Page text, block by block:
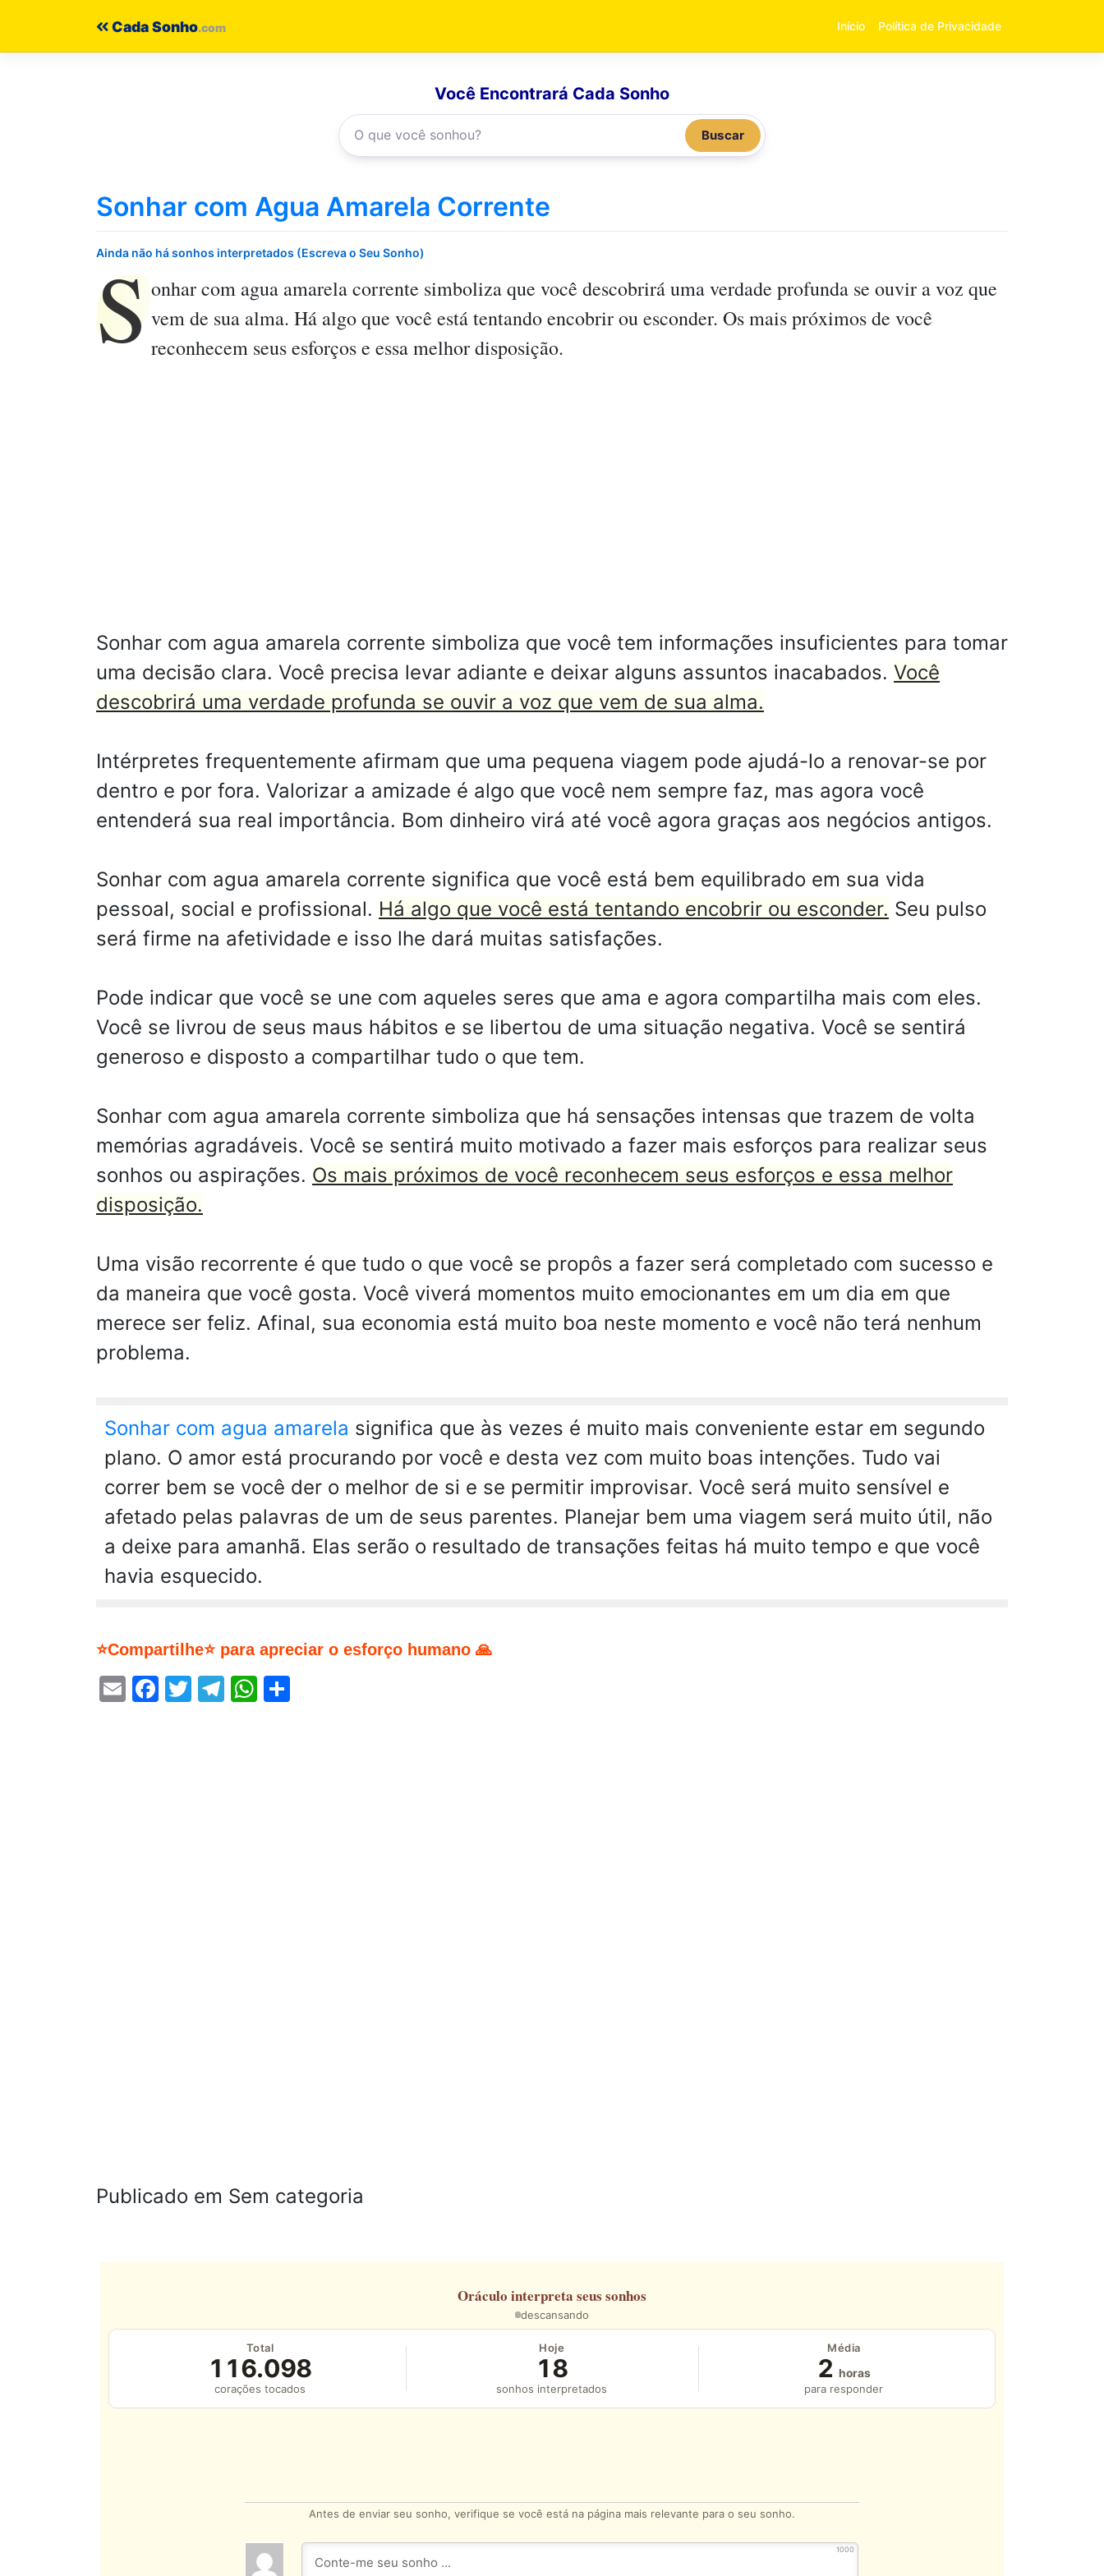
Cada Sonho Início Política de Privacidade
Você Encontrará Cada Sonho
Buscar
Sonhar com Agua Amarela Corrente
Ainda não há sonhos interpretados (Escreva o Seu Sonho)
S onhar com agua amarela corrente simboliza que você descobrirá uma verdade profunda se ouvir a voz que
vem de sua alma. Há algo que você está tentando encobrir ou esconder. Os mais próximos de você
reconhecem seus esforços e essa melhor disposição.
Sonhar com agua amarela corrente simboliza que você tem informações insuficientes para tomar
uma decisão clara. Você precisa levar adiante e deixar alguns assuntos inacabados. Você
descobrirá uma verdade profunda se ouvir a voz que vem de sua alma.
Intérpretes frequentemente afirmam que uma pequena viagem pode ajudá-lo a renovar-se por
dentro e por fora. Valorizar a amizade é algo que você nem sempre faz, mas agora você
entenderá sua real importância. Bom dinheiro virá até você agora graças aos negócios antigos.
Sonhar com agua amarela corrente significa que você está bem equilibrado em sua vida
pessoal, social e profissional. Há algo que você está tentando encobrir ou esconder. Seu pulso
será firme na afetividade e isso lhe dará muitas satisfações.
Pode indicar que você se une com aqueles seres que ama e agora compartilha mais com eles.
Você se livrou de seus maus hábitos e se libertou de uma situação negativa. Você se sentirá
generoso e disposto a compartilhar tudo o que tem.
Sonhar com agua amarela corrente simboliza que há sensações intensas que trazem de volta
memórias agradáveis. Você se sentirá muito motivado a fazer mais esforços para realizar seus
sonhos ou aspirações. Os mais próximos de você reconhecem seus esforços e essa melhor
disposição.
Uma visão recorrente é que tudo o que você se propôs a fazer será completado com sucesso e
da maneira que você gosta. Você viverá momentos muito emocionantes em um dia em que
merece ser feliz. Afinal, sua economia está muito boa neste momento e você não terá nenhum
problema.
Sonhar com agua amarela significa que às vezes é muito mais conveniente estar em segundo
plano. O amor está procurando por você e desta vez com muito boas intenções. Tudo vai
correr bem se você der o melhor de si e se permitir improvisar. Você será muito sensível e
afetado pelas palavras de um de seus parentes. Planejar bem uma viagem será muito útil, não
a deixe para amanhã. Elas serão o resultado de transações feitas há muito tempo e que você
havia esquecido.
⭐Compartilhe⭐ para apreciar o esforço humano 🙏
EmailFacebook
Twitter
Telegram
WhatsApp
Publicado em Sem categoria
Oráculo interpreta seus sonhos
descansando
Total
116.098
corações tocados
Hoje
18
sonhos interpretados
Média
2 horas
para responder
Antes de enviar seu sonho, verifique se você está na página mais relevante para o seu sonho.
1000